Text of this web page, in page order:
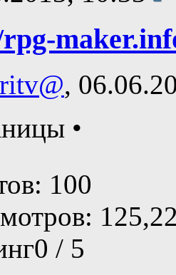
,
•
100
/ 5